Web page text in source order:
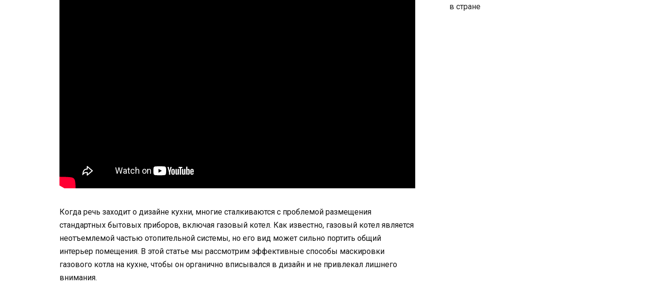
Когда речь заходит о дизайне кухни, многие сталкиваются с проблемой размещения
стандартных бытовых приборов, включая газовый котел. Как известно, газовый котел является
неотъемлемой частью отопительной системы, но его вид может сильно портить общий
интерьер помещения. В этой статье мы рассмотрим эффективные способы маскировки
газового котла на кухне, чтобы он органично вписывался в дизайн и не привлекал лишнего
внимания.
в стране